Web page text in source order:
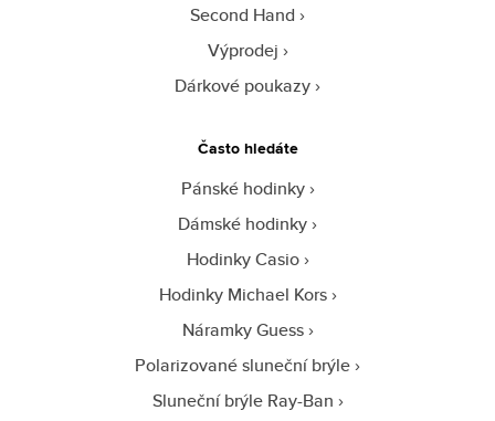
Second Hand
Výprodej
Dárkové poukazy
Často hledáte
Pánské hodinky
Dámské hodinky
Hodinky Casio
Hodinky Michael Kors
Náramky Guess
Polarizované sluneční brýle
Sluneční brýle Ray-Ban